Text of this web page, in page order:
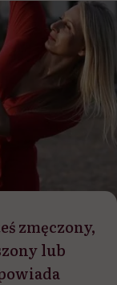
zmęczony,
lub